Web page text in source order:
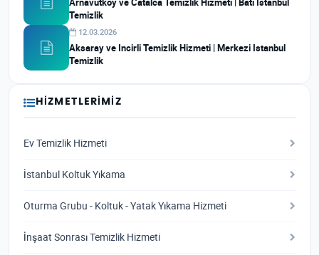
Temizlik
12.03.2026
Aksaray ve Incirli Temizlik Hizmeti | Merkezi Istanbul
Temizlik
HIZMETLERIMIZ
Ev Temizlik Hizmeti
İstanbul Koltuk Yıkama
Oturma Grubu - Koltuk - Yatak Yıkama Hizmeti
İnşaat Sonrası Temizlik Hizmeti